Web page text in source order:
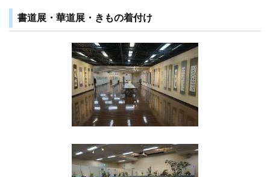
書道展・華道展・きもの着付け